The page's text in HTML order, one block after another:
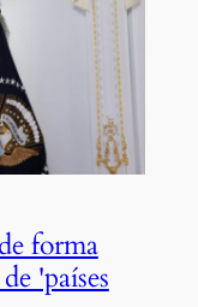
forma
'países